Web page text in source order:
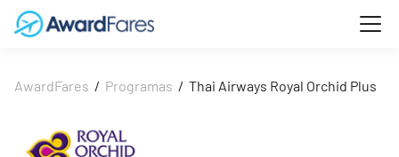
AwardFares / Programas / Thai Airways Royal Orchid Plus